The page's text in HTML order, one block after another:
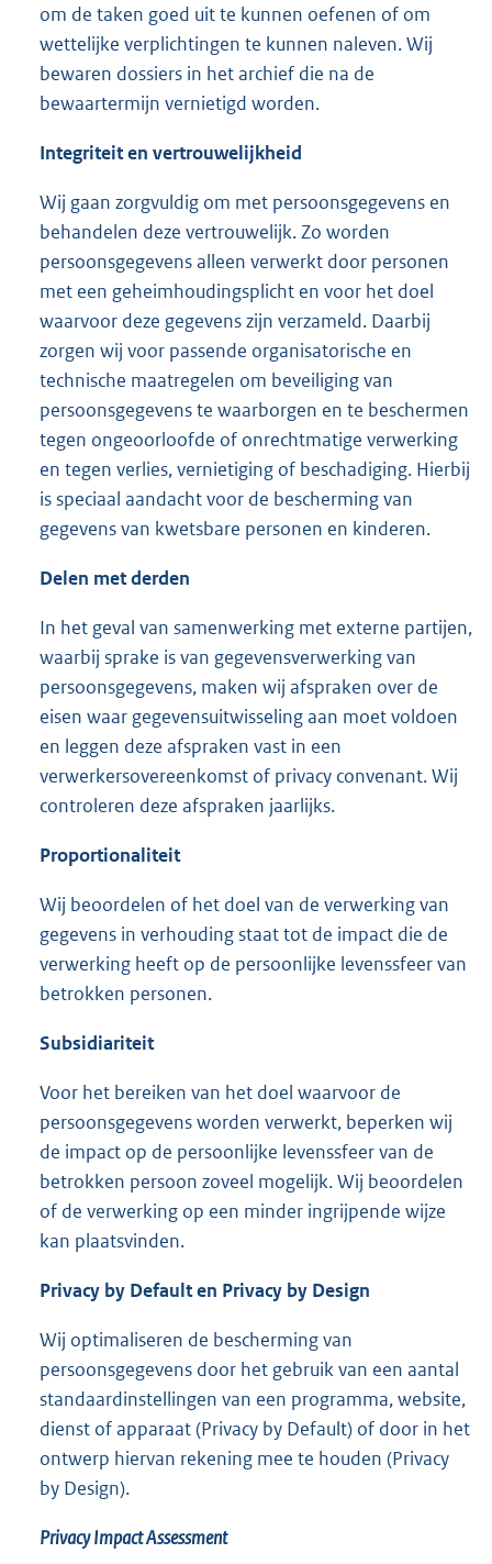
om de taken goed uit te kunnen oefenen of om
wettelijke verplichtingen te kunnen naleven. Wij
bewaren dossiers in het archief die na de
bewaartermijn vernietigd worden.
Integriteit en vertrouwelijkheid
Wij gaan zorgvuldig om met persoonsgegevens en
behandelen deze vertrouwelijk. Zo worden
persoonsgegevens alleen verwerkt door personen
met een geheimhoudingsplicht en voor het doel
waarvoor deze gegevens zijn verzameld. Daarbij
zorgen wij voor passende organisatorische en
technische maatregelen om beveiliging van
persoonsgegevens te waarborgen en te beschermen
tegen ongeoorloofde of onrechtmatige verwerking
en tegen verlies, vernietiging of beschadiging. Hierbij
is speciaal aandacht voor de bescherming van
gegevens van kwetsbare personen en kinderen.
Delen met derden
In het geval van samenwerking met externe partijen,
waarbij sprake is van gegevensverwerking van
persoonsgegevens, maken wij afspraken over de
eisen waar gegevensuitwisseling aan moet voldoen
en leggen deze afspraken vast in een
verwerkersovereenkomst of privacy convenant. Wij
controleren deze afspraken jaarlijks.
Proportionaliteit
Wij beoordelen of het doel van de verwerking van
gegevens in verhouding staat tot de impact die de
verwerking heeft op de persoonlijke levenssfeer van
betrokken personen.
Subsidiariteit
Voor het bereiken van het doel waarvoor de
persoonsgegevens worden verwerkt, beperken wij
de impact op de persoonlijke levenssfeer van de
betrokken persoon zoveel mogelijk. Wij beoordelen
of de verwerking op een minder ingrijpende wijze
kan plaatsvinden.
Privacy by Default en Privacy by Design
Wij optimaliseren de bescherming van
persoonsgegevens door het gebruik van een aantal
standaardinstellingen van een programma, website,
dienst of apparaat (Privacy by Default) of door in het
ontwerp hiervan rekening mee te houden (Privacy
by Design).
Privacy Impact Assessment